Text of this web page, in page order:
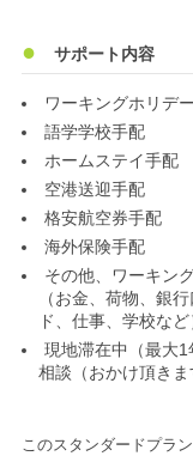
サポート内容
ワーキングホリデ
語学学校手配
ホームステイ手配
空港送迎手配
格安航空券手配
海外保険手配
その他、ワーキン
（お金、荷物、銀
ド、仕事、学校など
現地滞在中（最大
相談（おかけ頂きま
このスタンダードプラ